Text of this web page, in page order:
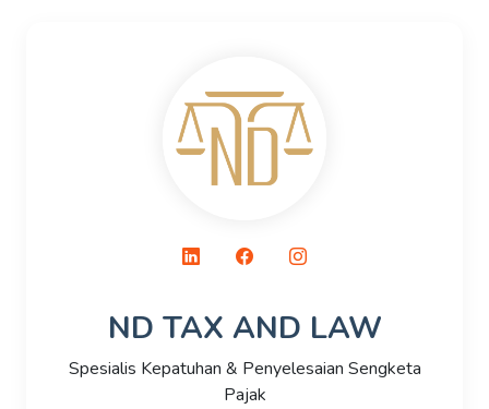
ND TAX AND LAW
Spesialis Kepatuhan & Penyelesaian Sengketa
Pajak